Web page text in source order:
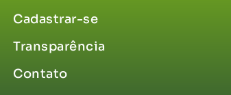
Cadastrar-se
Transparência
Contato